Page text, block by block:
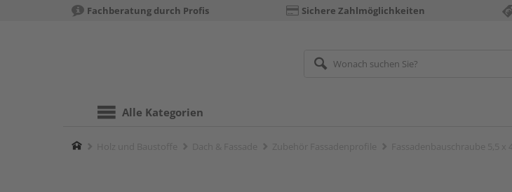
Fachberatung durch Profis Sichere Zahlmöglichkeiten
Alle Kategorien
Home